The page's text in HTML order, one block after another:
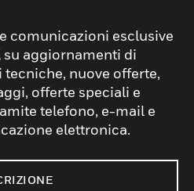
comunicazioni esclusive
su aggiornamenti di
nuove offerte,
offerte speciali e
telefono, e-mail e
elettronica.